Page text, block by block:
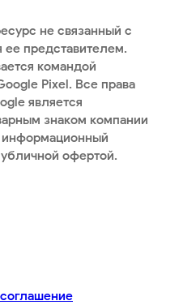
не связанный с
представителем.
командой
Pixel. Все права
является
знаком компании
информационный
офертой.